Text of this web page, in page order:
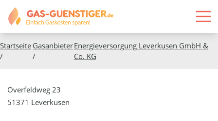
Startseite
/
Gasanbieter
/
Energieversorgung Leverkusen GmbH &
Co. KG
Overfeldweg 23
51371 Leverkusen